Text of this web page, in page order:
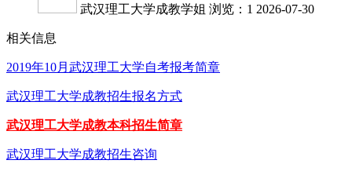
武汉理工大学成教学姐 浏览：1 2026-07-30
相关信息
2019年10月武汉理工大学自考报考简章
武汉理工大学成教招生报名方式
武汉理工大学成教本科招生简章
武汉理工大学成教招生咨询